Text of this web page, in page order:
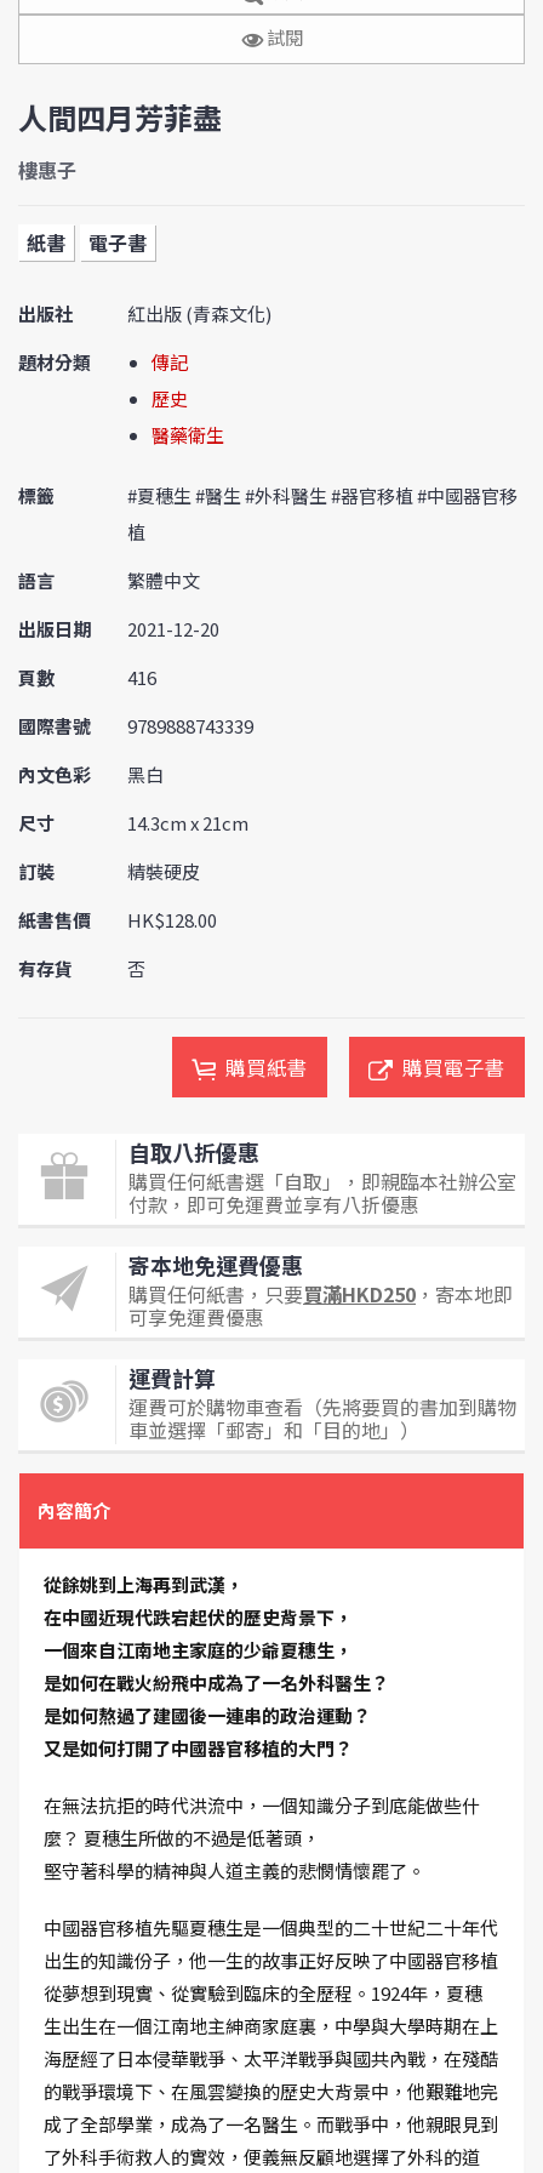
試閱
人間四月芳菲盡
樓惠子
紙書 電子書
出版社
紅出版 (青森文化)
題材分類
傳記
歷史
醫藥衛生
標籤
#夏穗生 #醫生 #外科醫生 #器官移植 #中國器官移
植
語言
繁體中文
出版日期
2021-12-20
頁數
416
國際書號
9789888743339
內文色彩
黑白
尺寸
14.3cm x 21cm
訂裝
精裝硬皮
紙書售價
HK$128.00
有存貨
否
購買紙書 購買電子書
自取八折優惠
購買任何紙書選「自取」，即親臨本社辦公室
付款，即可免運費並享有八折優惠
寄本地免運費優惠
購買任何紙書，只要買滿HKD250 ，寄本地即
可享免運費優惠
運費計算
運費可於購物車查看（先將要買的書加到購物
車並選擇「郵寄」和「目的地」）
內容簡介
從餘姚到上海再到武漢，
在中國近現代跌宕起伏的歷史背景下，
一個來自江南地主家庭的少爺夏穗生，
是如何在戰火紛飛中成為了一名外科醫生？
是如何熬過了建國後一連串的政治運動？
又是如何打開了中國器官移植的大門？
在無法抗拒的時代洪流中，一個知識分子到底能做些什
麼？ 夏穗生所做的不過是低著頭，
堅守著科學的精神與人道主義的悲憫情懷罷了。
中國器官移植先驅夏穗生是一個典型的二十世紀二十年代
出生的知識份子，他一生的故事正好反映了中國器官移植
從夢想到現實、從實驗到臨床的全歷程。1924年，夏穗
生出生在一個江南地主紳商家庭裏，中學與大學時期在上
海歷經了日本侵華戰爭、太平洋戰爭與國共內戰，在殘酷
的戰爭環境下、在風雲變換的歷史大背景中，他艱難地完
成了全部學業，成為了一名醫生。而戰爭中，他親眼見到
了外科手術救人的實效，便義無反顧地選擇了外科的道